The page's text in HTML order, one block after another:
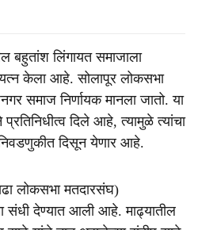
बहुतांश लिंगायत समाजाला
केला आहे. सोलापूर लोकसभा
समाज निर्णायक मानला जातो. या
प्रतिनिधीत्व दिले आहे, त्यामुळे त्यांचा
निवडणुकीत दिसून येणार आहे.
लोकसभा मतदारसंघ)
संधी देण्यात आली आहे. माढ्यातील